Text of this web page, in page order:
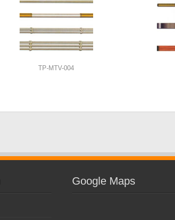
TP-MTV-004
Google Maps